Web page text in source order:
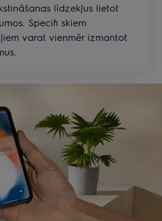
līdzekļus lietot
Specifi skiem
varat vienmēr izmantot